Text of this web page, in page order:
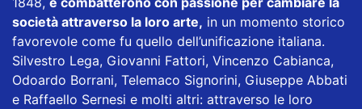
società attraverso la loro arte, in un momento storico
favorevole come fu quello dell’unificazione italiana.
Silvestro Lega, Giovanni Fattori, Vincenzo Cabianca,
Odoardo Borrani, Telemaco Signorini, Giuseppe Abbati
e Raffaello Sernesi e molti altri: attraverso le loro